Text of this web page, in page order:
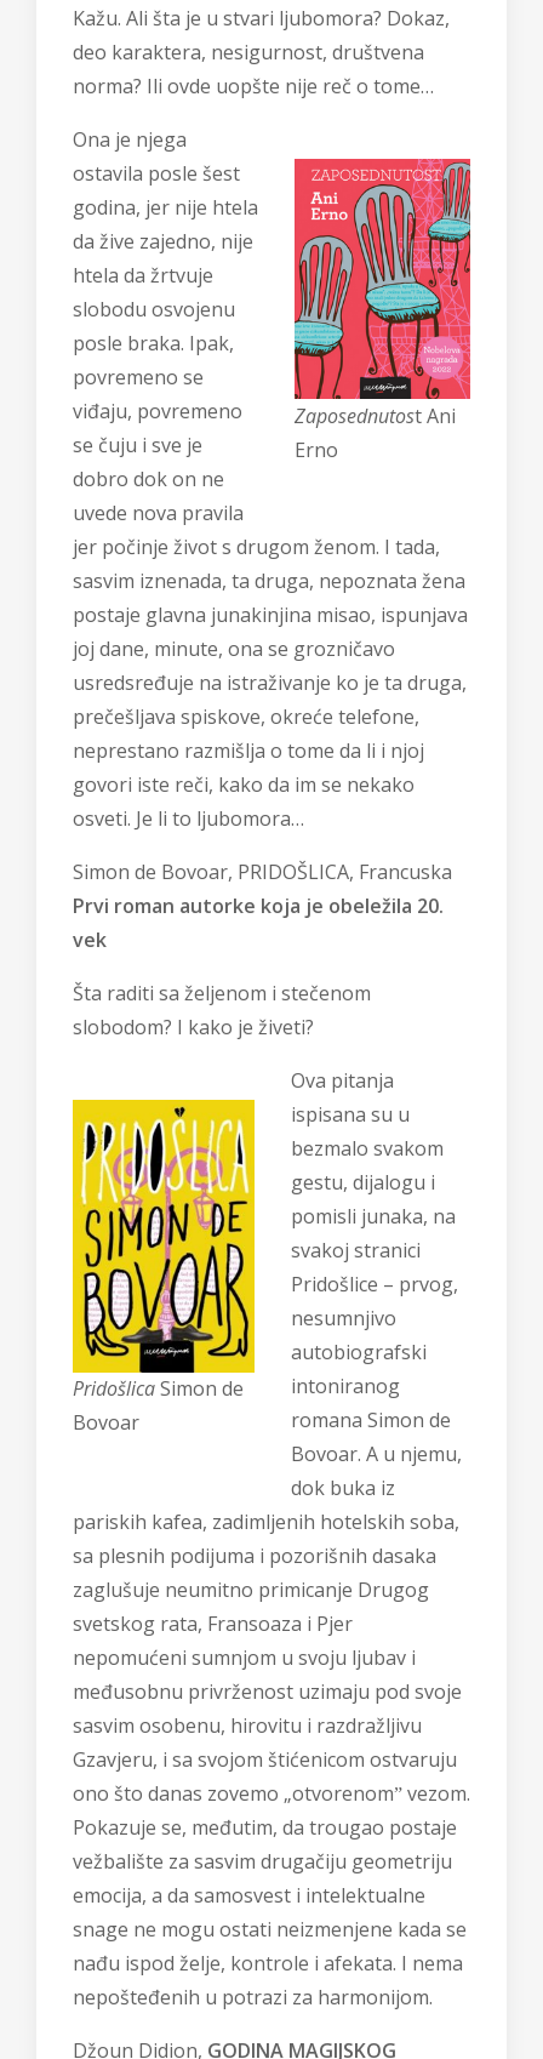
Kažu. Ali šta je u stvari ljubomora? Dokaz,
deo karaktera, nesigurnost, društvena
norma? Ili ovde uopšte nije reč o tome…
Zaposednutost Ani
Erno
Ona je njega
ostavila posle šest
godina, jer nije htela
da žive zajedno, nije
htela da žrtvuje
slobodu osvojenu
posle braka. Ipak,
povremeno se
viđaju, povremeno
se čuju i sve je
dobro dok on ne
uvede nova pravila
jer počinje život s drugom ženom. I tada,
sasvim iznenada, ta druga, nepoznata žena
postaje glavna junakinjina misao, ispunjava
joj dane, minute, ona se grozničavo
usredsređuje na istraživanje ko je ta druga,
prečešljava spiskove, okreće telefone,
neprestano razmišlja o tome da li i njoj
govori iste reči, kako da im se nekako
osveti. Je li to ljubomora…
Simon de Bovoar, PRIDOŠLICA, Francuska
Prvi roman autorke koja je obeležila 20.
vek
Šta raditi sa željenom i stečenom
slobodom? I kako je živeti?
PridošlicaSimon de
Bovoar
Ova pitanja
ispisana su u
bezmalo svakom
gestu, dijalogu i
pomisli junaka, na
svakoj stranici
Pridošlice – prvog,
nesumnjivo
autobiografski
intoniranog
romana Simon de
Bovoar. A u njemu,
dok buka iz
pariskih kafea, zadimljenih hotelskih soba,
sa plesnih podijuma i pozorišnih dasaka
zaglušuje neumitno primicanje Drugog
svetskog rata, Fransoaza i Pjer
nepomućeni sumnjom u svoju ljubav i
međusobnu privrženost uzimaju pod svoje
sasvim osobenu, hirovitu i razdražljivu
Gzavjeru, i sa svojom štićenicom ostvaruju
ono što danas zovemo „otvorenomˮ vezom.
Pokazuje se, međutim, da trougao postaje
vežbalište za sasvim drugačiju geometriju
emocija, a da samosvest i intelektualne
snage ne mogu ostati neizmenjene kada se
nađu ispod želje, kontrole i afekata. I nema
nepošteđenih u potrazi za harmonijom.
Džoun Didion, GODINA MAGIJSKOG